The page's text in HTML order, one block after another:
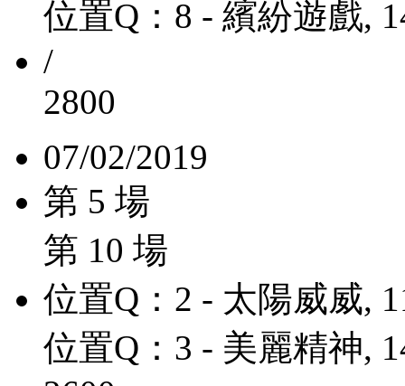
位置Q：8 - 繽紛遊戲,
/
2800
07/02/2019
第 5 場
第 10 場
位置Q：2 - 太陽威威,
位置Q：3 - 美麗精神,